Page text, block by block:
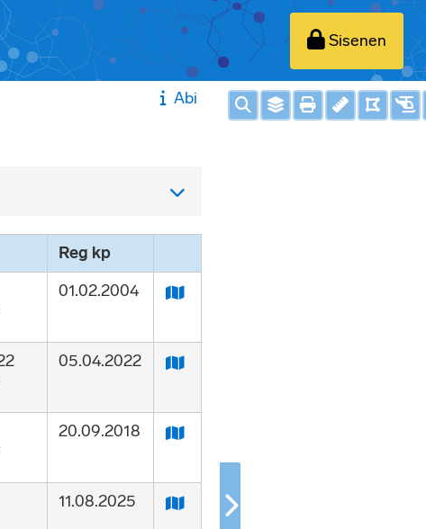
Sisenen
Abi
Reg kp
01.02.2004
05.04.2022
20.09.2018
11.08.2025